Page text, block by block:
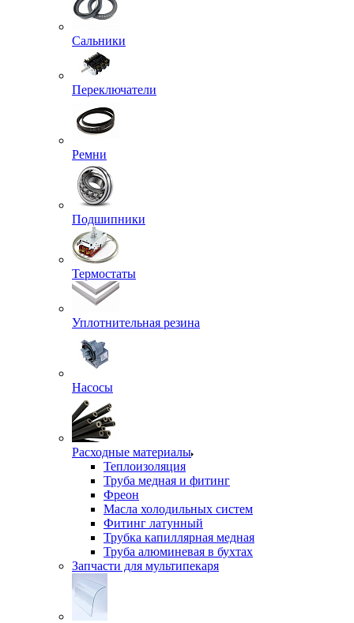
Сальники
Переключатели
Ремни
Подшипники
Термостаты
Уплотнительная резина
Насосы
Расходные материалы
Теплоизоляция
Труба медная и фитинг
Фреон
Масла холодильных систем
Фитинг латунный
Трубка капиллярная медная
Труба алюминевая в бухтах
Запчасти для мультипекаря